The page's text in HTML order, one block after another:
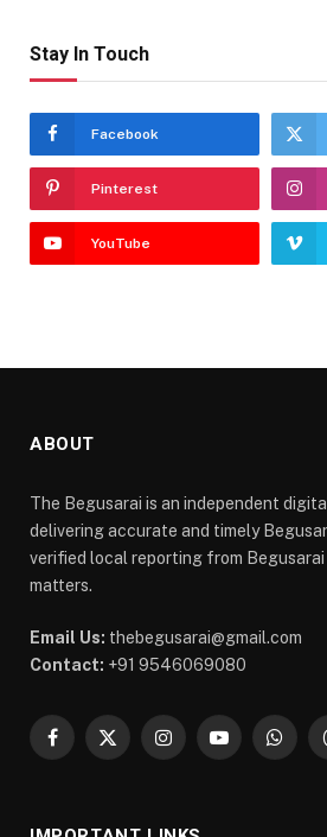
Stay In Touch
Facebook
Pinterest
YouTube
ABOUT
The Begusarai is an independent
delivering accurate and timely
verified local reporting from
matters.
Email Us: thebegusarai@gmail.com
Contact: +91 9546069080
Facebook
X
InstagramYouTube